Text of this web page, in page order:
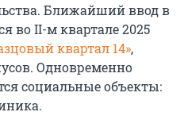
Ближайший ввод в
во II-м квартале 2025
квартал 14»,
Одновременно
социальные объекты: